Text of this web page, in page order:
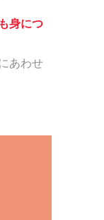
身につ
あわせ